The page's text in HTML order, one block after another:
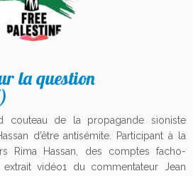
la question
couteau de la propagande sioniste
d’être antisémite. Participant à la
Rima Hassan, des comptes facho-
vidéo1 du commentateur Jean